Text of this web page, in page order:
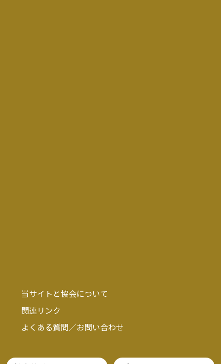
当サイトと協会について
関連リンク
よくある質問／お問い合わせ